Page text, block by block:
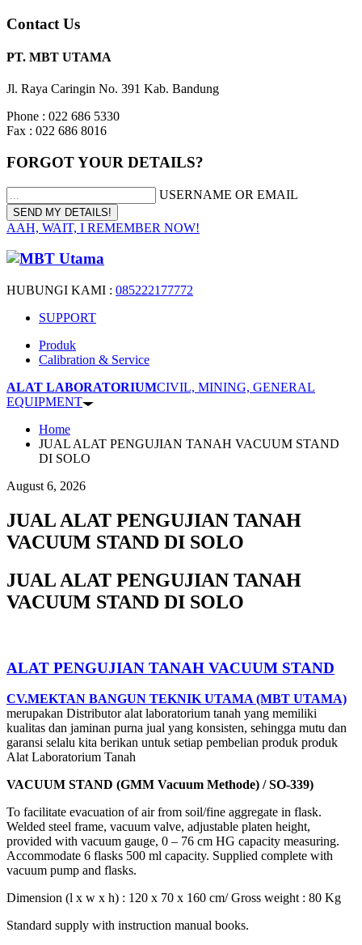
Contact Us
PT. MBT UTAMA
Jl. Raya Caringin No. 391 Kab. Bandung
Phone : 022 686 5330
Fax : 022 686 8016
FORGOT YOUR DETAILS?
USERNAME OR EMAIL
AAH, WAIT, I REMEMBER NOW!
HUBUNGI KAMI : 085222177772
SUPPORT
Produk
Calibration & Service
ALAT LABORATORIUMCIVIL, MINING, GENERAL
EQUIPMENT
Home
JUAL ALAT PENGUJIAN TANAH VACUUM STAND
DI SOLO
August 6, 2026
JUAL ALAT PENGUJIAN TANAH
VACUUM STAND DI SOLO
JUAL ALAT PENGUJIAN TANAH
VACUUM STAND DI SOLO
ALAT PENGUJIAN TANAH VACUUM STAND
CV.MEKTAN BANGUN TEKNIK UTAMA (MBT UTAMA)
merupakan Distributor alat laboratorium tanah yang memiliki
kualitas dan jaminan purna jual yang konsisten, sehingga mutu dan
garansi selalu kita berikan untuk setiap pembelian produk produk
Alat Laboratorium Tanah
VACUUM STAND (GMM Vacuum Methode) / SO-339)
To facilitate evacuation of air from soil/fine aggregate in flask.
Welded steel frame, vacuum valve, adjustable platen height,
provided with vacuum gauge, 0 – 76 cm HG capacity measuring.
Accommodate 6 flasks 500 ml capacity. Supplied complete with
vacuum pump and flasks.
Dimension (l x w x h) : 120 x 70 x 160 cm/ Gross weight : 80 Kg
Standard supply with instruction manual books.